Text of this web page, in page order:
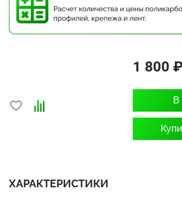
1 800 ₽
В
ХАРАКТЕРИСТИКИ